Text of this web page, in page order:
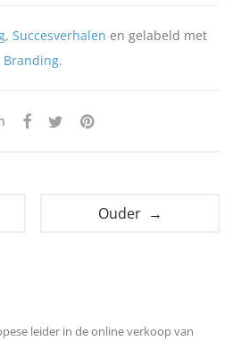
, Succesverhalen en gelabeld met
Branding.
Ouder →
leider in de online verkoop van